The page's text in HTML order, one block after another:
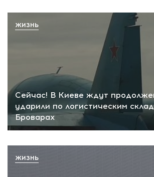
Сейчас! В Киеве ждут
ударили по логистическим
Броварах
ЖИЗНЬ
ЖИЗНЬ